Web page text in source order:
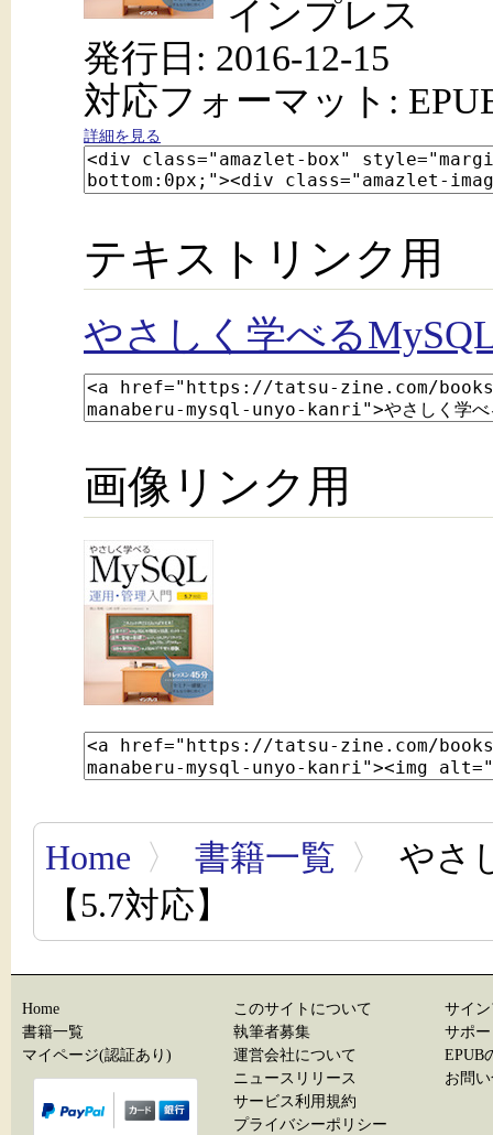
インプレス
発行日: 2016-12-15
対応フォーマット:
詳細を見る
テキストリンク用
やさしく学べる
画像リンク用
Home 〉 書籍一覧 〉
やさ
【5.7対応】
Home
書籍一覧
マイページ(認証あり)
このサイトについて
執筆者募集
運営会社について
ニュースリリース
サービス利用規約
プライバシーポリシー
サイ
サポ
EPUB
お問